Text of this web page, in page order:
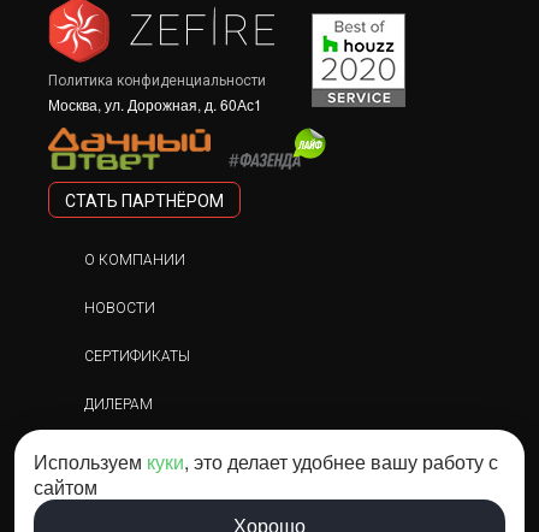
Политика конфиденциальности
Москва, ул. Дорожная, д. 60Ас1
СТАТЬ ПАРТНЁРОМ
О КОМПАНИИ
НОВОСТИ
СЕРТИФИКАТЫ
ДИЛЕРАМ
Copyright © 2013 - 2026 г. «ZEFIRE» Все права
Используем куки, это делает удобнее вашу работу с
сайтом
Хорошо